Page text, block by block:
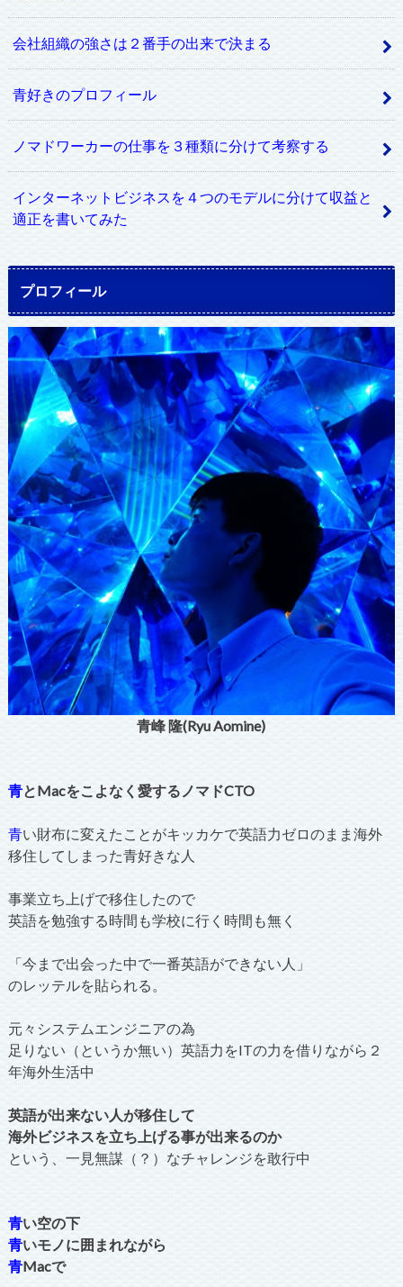
会社組織の強さは２番手の出来で決まる
青好きのプロフィール
ノマドワーカーの仕事を３種類に分けて考察する
インターネットビジネスを４つのモデルに分けて収益と
適正を書いてみた
プロフィール
青峰 隆(Ryu Aomine)
青とMacをこよなく愛するノマドCTO
青い財布に変えたことがキッカケで英語力ゼロのまま海外
移住してしまった青好きな人
事業立ち上げで移住したので
英語を勉強する時間も学校に行く時間も無く
「今まで出会った中で一番英語ができない人」
のレッテルを貼られる。
元々システムエンジニアの為
足りない（というか無い）英語力をITの力を借りながら２
年海外生活中
英語が出来ない人が移住して
海外ビジネスを立ち上げる事が出来るのか
という、一見無謀（？）なチャレンジを敢行中
青い空の下
青いモノに囲まれながら
青Macで